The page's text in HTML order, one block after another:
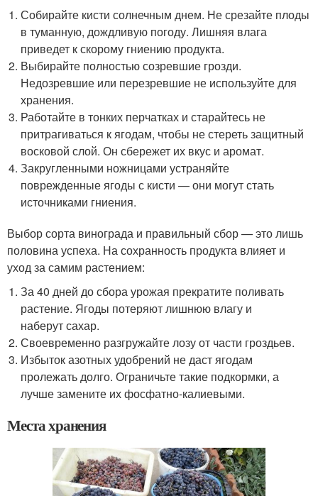
Собирайте кисти солнечным днем. Не срезайте плоды
в туманную, дождливую погоду. Лишняя влага
приведет к скорому гниению продукта.
Выбирайте полностью созревшие грозди.
Недозревшие или перезревшие не используйте для
хранения.
Работайте в тонких перчатках и старайтесь не
притрагиваться к ягодам, чтобы не стереть защитный
восковой слой. Он сбережет их вкус и аромат.
Закругленными ножницами устраняйте
поврежденные ягоды с кисти — они могут стать
источниками гниения.
Выбор сорта винограда и правильный сбор — это лишь
половина успеха. На сохранность продукта влияет и
уход за самим растением:
За 40 дней до сбора урожая прекратите поливать
растение. Ягоды потеряют лишнюю влагу и
наберут сахар.
Своевременно разгружайте лозу от части гроздьев.
Избыток азотных удобрений не даст ягодам
пролежать долго. Ограничьте такие подкормки, а
лучше замените их фосфатно-калиевыми.
Места хранения